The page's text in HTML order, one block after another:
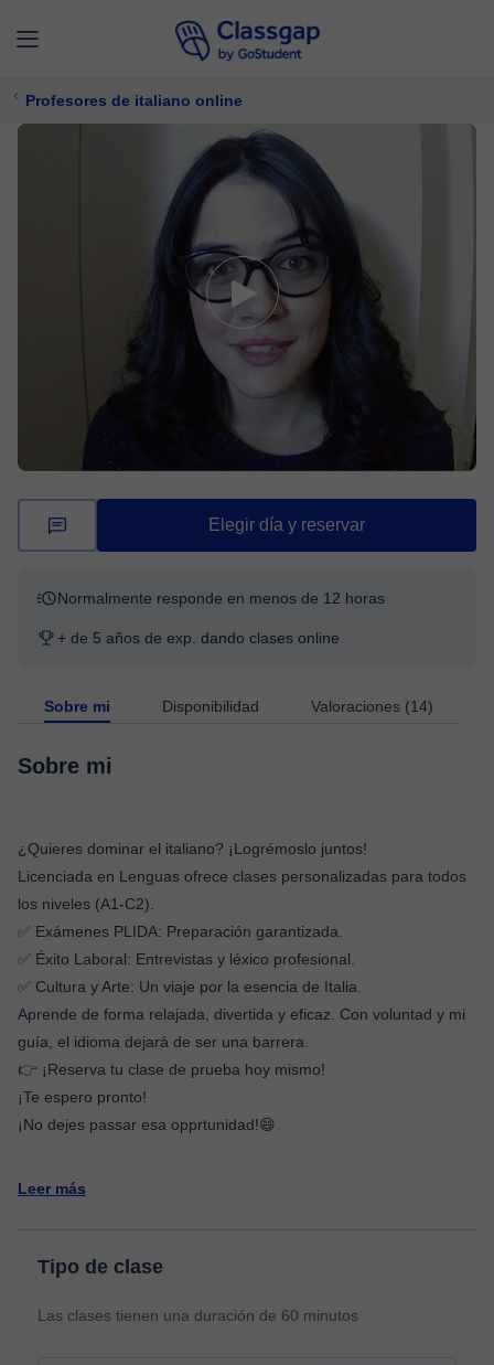
Profesores de italiano online
5,0 (14)
$ 24/clase
Elegir día y reservar
Normalmente responde en menos de 12 horas
+ de 5 años de exp. dando clases online
Sobre mi Disponibilidad Valoraciones (14)
Sobre mi
​¿Quieres dominar el italiano? ¡Logrémoslo juntos!
​Licenciada en Lenguas ofrece clases personalizadas para todos
los niveles (A1-C2).
​✅ Exámenes PLIDA: Preparación garantizada. ​
✅ Éxito Laboral: Entrevistas y léxico profesional.
​✅ Cultura y Arte: Un viaje por la esencia de Italia.
​Aprende de forma relajada, divertida y eficaz. Con voluntad y mi
guía, el idioma dejará de ser una barrera.
​👉 ¡Reserva tu clase de prueba hoy mismo!
¡Te espero pronto!
¡No dejes passar esa opprtunidad!😄
Leer más
Tipo de clase
Las clases tienen una duración de 60 minutos